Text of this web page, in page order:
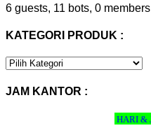
6 guests, 11 bots, 0 members
KATEGORI PRODUK :
KATEGORI
JAM KANTOR :
HARI &